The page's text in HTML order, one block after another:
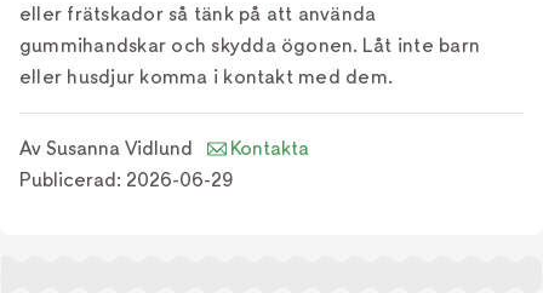
eller frätskador så tänk på att använda
gummihandskar och skydda ögonen. Låt inte barn
eller husdjur komma i kontakt med dem.
Av Susanna Vidlund
Kontakta
Publicerad: 2026-06-29